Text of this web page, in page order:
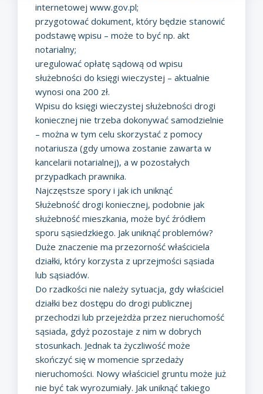
internetowej www.gov.pl;
przygotować dokument, który będzie stanowić
podstawę wpisu – może to być np. akt
notarialny;
uregulować opłatę sądową od wpisu
służebności do księgi wieczystej – aktualnie
wynosi ona 200 zł.
Wpisu do księgi wieczystej służebności drogi
koniecznej nie trzeba dokonywać samodzielnie
– można w tym celu skorzystać z pomocy
notariusza (gdy umowa zostanie zawarta w
kancelarii notarialnej), a w pozostałych
przypadkach prawnika.
Najczęstsze spory i jak ich uniknąć
Służebność drogi koniecznej, podobnie jak
służebność mieszkania, może być źródłem
sporu sąsiedzkiego. Jak uniknąć problemów?
Duże znaczenie ma przezorność właściciela
działki, który korzysta z uprzejmości sąsiada
lub sąsiadów.
Do rzadkości nie należy sytuacja, gdy właściciel
działki bez dostępu do drogi publicznej
przechodzi lub przejeżdża przez nieruchomość
sąsiada, gdyż pozostaje z nim w dobrych
stosunkach. Jednak ta życzliwość może
skończyć się w momencie sprzedaży
nieruchomości. Nowy właściciel gruntu może już
nie być tak wyrozumiały. Jak uniknąć takiego